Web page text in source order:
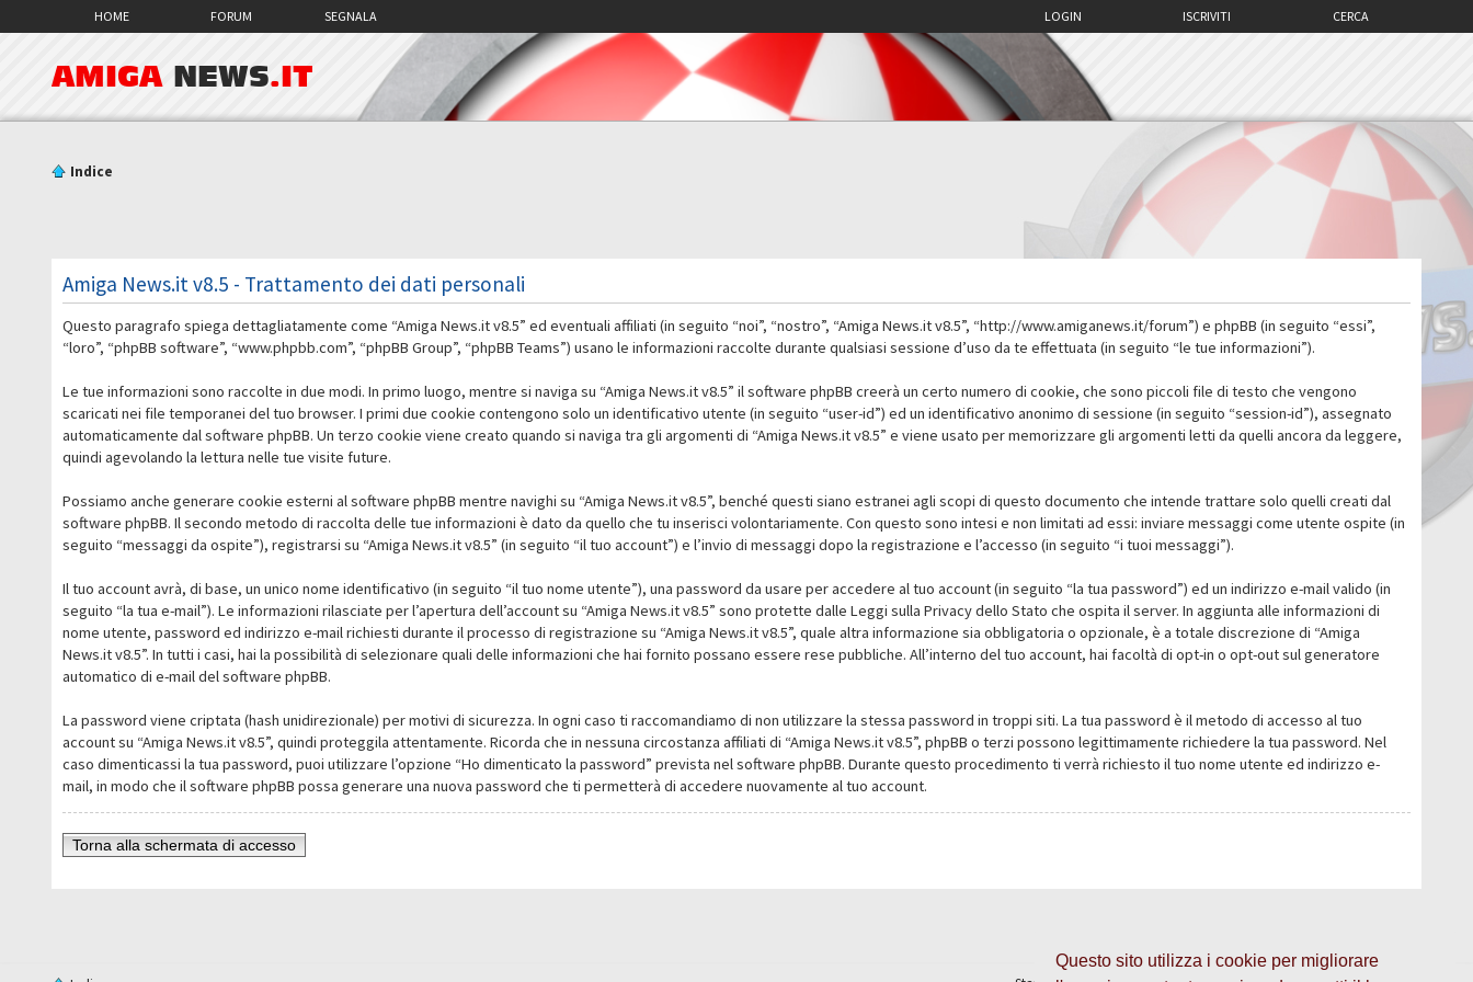
Questo sito utilizza i cookie per migliorare
HOME FORUM SEGNALA CERCA
ISCRIVITI
LOGIN
AMIGA NEWS.IT
Indice
Amiga News.it v8.5 - Trattamento dei dati personali
Questo paragrafo spiega dettagliatamente come “Amiga News.it v8.5” ed eventuali affiliati (in seguito “noi”, “nostro”, “Amiga News.it v8.5”, “http://www.amiganews.it/forum”) e phpBB (in seguito “essi”,
“loro”, “phpBB software”, “www.phpbb.com”, “phpBB Group”, “phpBB Teams”) usano le informazioni raccolte durante qualsiasi sessione d’uso da te effettuata (in seguito “le tue informazioni”).
Le tue informazioni sono raccolte in due modi. In primo luogo, mentre si naviga su “Amiga News.it v8.5” il software phpBB creerà un certo numero di cookie, che sono piccoli file di testo che vengono
scaricati nei file temporanei del tuo browser. I primi due cookie contengono solo un identificativo utente (in seguito “user-id”) ed un identificativo anonimo di sessione (in seguito “session-id”), assegnato
automaticamente dal software phpBB. Un terzo cookie viene creato quando si naviga tra gli argomenti di “Amiga News.it v8.5” e viene usato per memorizzare gli argomenti letti da quelli ancora da leggere,
quindi agevolando la lettura nelle tue visite future.
Possiamo anche generare cookie esterni al software phpBB mentre navighi su “Amiga News.it v8.5”, benché questi siano estranei agli scopi di questo documento che intende trattare solo quelli creati dal
software phpBB. Il secondo metodo di raccolta delle tue informazioni è dato da quello che tu inserisci volontariamente. Con questo sono intesi e non limitati ad essi: inviare messaggi come utente ospite (in
seguito “messaggi da ospite”), registrarsi su “Amiga News.it v8.5” (in seguito “il tuo account”) e l’invio di messaggi dopo la registrazione e l’accesso (in seguito “i tuoi messaggi”).
Il tuo account avrà, di base, un unico nome identificativo (in seguito “il tuo nome utente”), una password da usare per accedere al tuo account (in seguito “la tua password”) ed un indirizzo e-mail valido (in
seguito “la tua e-mail”). Le informazioni rilasciate per l’apertura dell’account su “Amiga News.it v8.5” sono protette dalle Leggi sulla Privacy dello Stato che ospita il server. In aggiunta alle informazioni di
nome utente, password ed indirizzo e-mail richiesti durante il processo di registrazione su “Amiga News.it v8.5”, quale altra informazione sia obbligatoria o opzionale, è a totale discrezione di “Amiga
News.it v8.5”. In tutti i casi, hai la possibilità di selezionare quali delle informazioni che hai fornito possano essere rese pubbliche. All’interno del tuo account, hai facoltà di opt-in o opt-out sul generatore
automatico di e-mail del software phpBB.
La password viene criptata (hash unidirezionale) per motivi di sicurezza. In ogni caso ti raccomandiamo di non utilizzare la stessa password in troppi siti. La tua password è il metodo di accesso al tuo
account su “Amiga News.it v8.5”, quindi proteggila attentamente. Ricorda che in nessuna circostanza affiliati di “Amiga News.it v8.5”, phpBB o terzi possono legittimamente richiedere la tua password. Nel
caso dimenticassi la tua password, puoi utilizzare l’opzione “Ho dimenticato la password” prevista nel software phpBB. Durante questo procedimento ti verrà richiesto il tuo nome utente ed indirizzo e-
mail, in modo che il software phpBB possa generare una nuova password che ti permetterà di accedere nuovamente al tuo account.
Torna alla schermata di accesso